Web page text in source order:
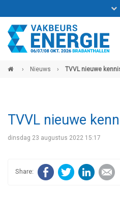
Bel ons voor info
› Nieuws › TVVL nieuwe
TVVL nieuwe
dinsdag 23 augustus 2022 15:17
FacebookTwitter LinkedIn